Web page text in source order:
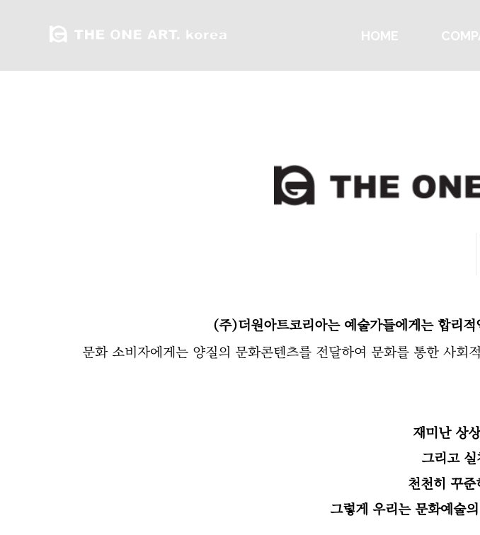
HOME
(주)더원아트코리아는 예술가들에게는 합리
문화 소비자에게는 양질의 문화콘텐츠를 전달하여 문화를 통한 사회
재미난 상
그리고 실
천천히 꾸준
그렇게 우리는 문화예술